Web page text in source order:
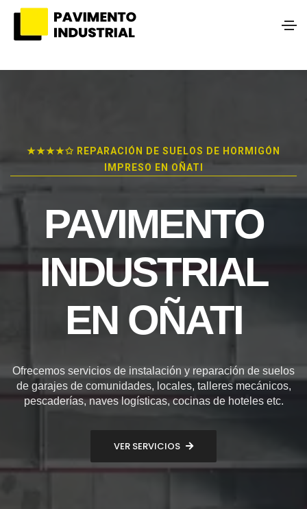
★★★★✩ REPARACIÓN DE SUELOS DE HORMIGÓN
IMPRESO EN OÑATI
PAVIMENTO
INDUSTRIAL
EN OÑATI
Ofrecemos servicios de instalación y reparación de suelos
de garajes de comunidades, locales, talleres mecánicos,
pescaderías, naves logísticas, cocinas de hoteles etc.
VER SERVICIOS